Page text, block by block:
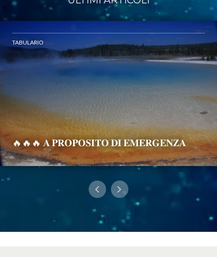
TABULARIO
🔥🔥🔥 𝐀 𝐏𝐑𝐎𝐏𝐎𝐒𝐈𝐓𝐎 𝐃𝐈 𝐄𝐌𝐄𝐑𝐆𝐄𝐍𝐙𝐀